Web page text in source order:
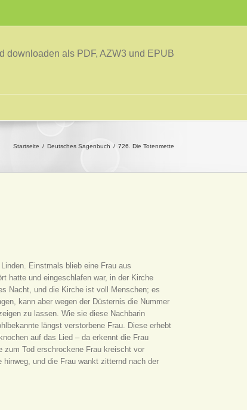
downloaden als PDF, AZW3 und EPUB
Startseite Deutsches Sagenbuch 726. Die Totenmette
Einstmals blieb eine Frau aus
hatte und eingeschlafen war, in der Kirche
Nacht, und die Kirche ist voll Menschen; es
kann aber wegen der Düsternis die Nummer
zu lassen. Wie sie diese Nachbarin
längst verstorbene Frau. Diese erhebt
auf das Lied – da erkennt die Frau
zum Tod erschrockene Frau kreischt vor
und die Frau wankt zitternd nach der